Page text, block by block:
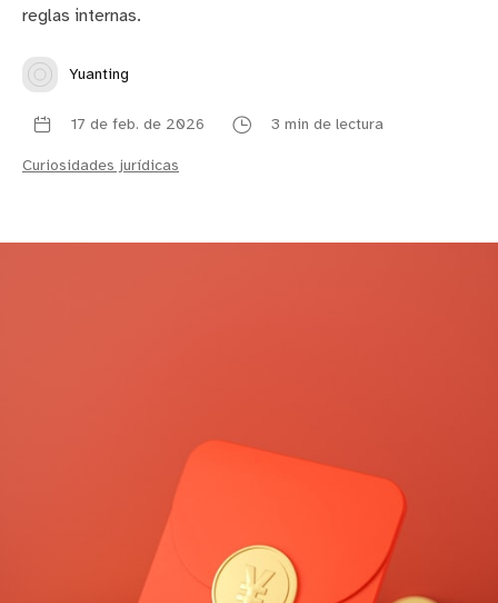
reglas internas.
Yuanting
17 de feb. de 2026 3 min de lectura
Curiosidades jurídicas